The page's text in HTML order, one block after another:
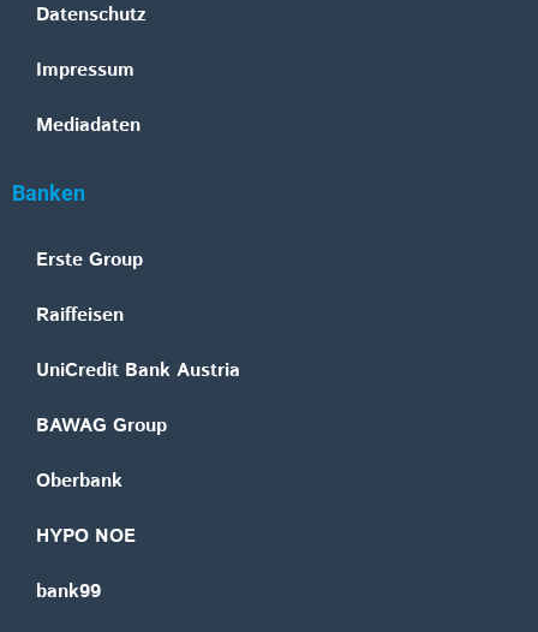
Datenschutz
Impressum
Mediadaten
Banken
Erste Group
Raiffeisen
UniCredit Bank Austria
BAWAG Group
Oberbank
HYPO NOE
bank99